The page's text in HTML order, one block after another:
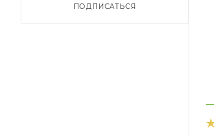
ПОДПИСАТЬСЯ